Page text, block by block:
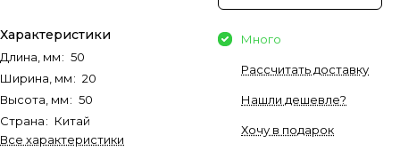
Характеристики
Длина, мм: 50
Ширина, мм: 20
Высота, мм: 50
Страна: Китай
Все характеристики
Много
Рассчитать доставку
Нашли дешевле?
Хочу в подарок